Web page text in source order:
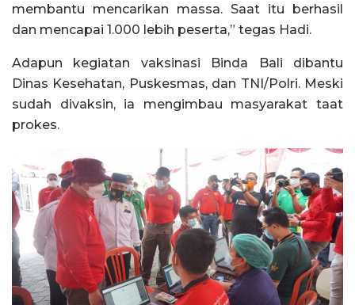
membantu mencarikan massa. Saat itu berhasil
dan mencapai 1.000 lebih peserta,” tegas Hadi.
Adapun kegiatan vaksinasi Binda Bali dibantu
Dinas Kesehatan, Puskesmas, dan TNI/Polri. Meski
sudah divaksin, ia mengimbau masyarakat taat
prokes.